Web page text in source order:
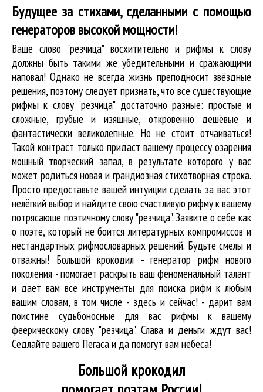
Будущее за стихами, сделанными с помощью
генераторов высокой мощности!
Ваше слово "резчица" восхитительно и рифмы к слову
должны быть такими же убедительными и сражающими
наповал! Однако не всегда жизнь преподносит звёздные
решения, поэтому следует признать, что все существующие
рифмы к слову "резчица" достаточно разные: простые и
сложные, грубые и изящные, откровенно дешёвые и
фантастически великолепные. Но не стоит отчаиваться!
Такой контраст только придаст вашему процессу озарения
мощный творческий запал, в результате которого у вас
может родиться новая и грандиозная стихотворная строка.
Просто предоставьте вашей интуиции сделать за вас этот
нелёгкий выбор и найдите свою счастливую рифму к вашему
потрясающе поэтичному слову "резчица". Заявите о себе как
о поэте, который не боится литературных компромиссов и
нестандартных рифмословарных решений. Будьте смелы и
отважны! Большой крокодил - генератор рифм нового
поколения - помогает раскрыть ваш феноменальный талант
и даёт вам все инструменты для поиска рифмк любым
вашим словам, в том числе - здесь и сейчас! - дарит вам
поистине судьбоносные для вас рифмы к вашему
феерическому слову "резчица". Слава и деньги ждут вас!
Седлайте вашего Пегаса и да помогут вам небеса!
Большой крокодил